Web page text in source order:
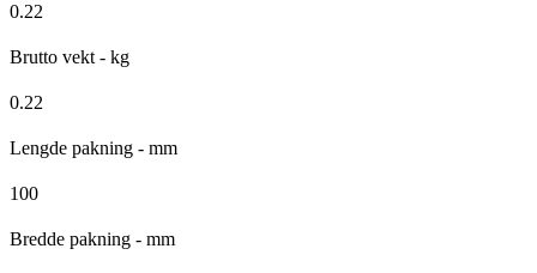
0.22
Brutto vekt - kg
0.22
Lengde pakning - mm
100
Bredde pakning - mm